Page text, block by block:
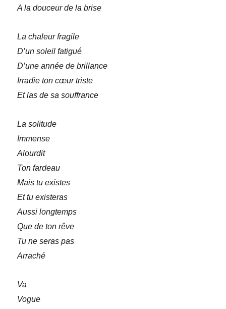
A la douceur de la brise
La chaleur fragile
D’un soleil fatigué
D’une année de brillance
Irradie ton cœur triste
Et las de sa souffrance
La solitude
Immense
Alourdit
Ton fardeau
Mais tu existes
Et tu existeras
Aussi longtemps
Que de ton rêve
Tu ne seras pas
Arraché
Va
Vogue